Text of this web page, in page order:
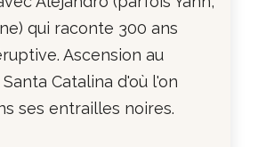
qui raconte 300 ans
Ascension au
Catalina d'où l'on
ses entrailles noires.